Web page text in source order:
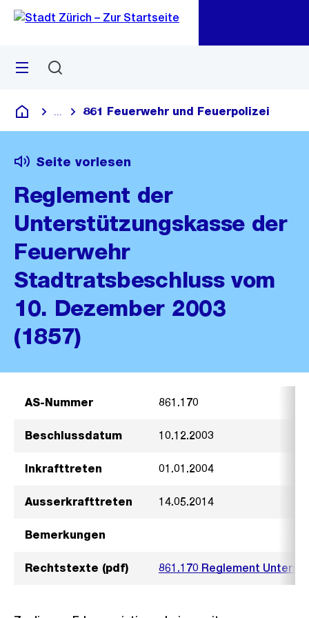
Navigation
Sprunglink
Menü
Deutsch
Blende alle Breadcrumbs ein
861 Feuerwehr und Feuerpolizei
Seite vorlesen
Reglement der
Unterstützungskasse der
Feuerwehr
Stadtratsbeschluss vom
10. Dezember 2003
(1857)
AS-Nummer 861.170
Beschlussdatum 10.12.2003
Inkrafttreten 01.01.2004
Ausserkrafttreten 14.05.2014
Bemerkungen
Rechtstexte (pdf) 861.170 Reglement